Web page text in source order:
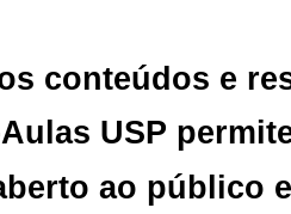
conteúdos e
USP
ao público